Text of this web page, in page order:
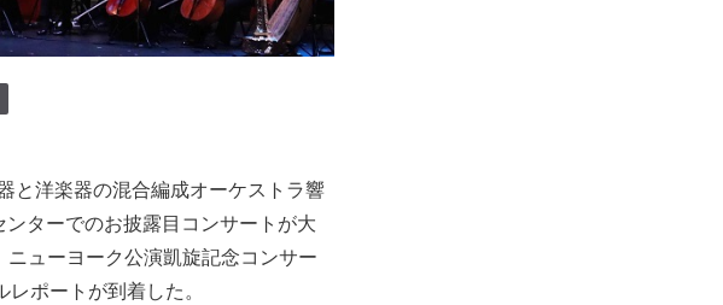
と洋楽器の混合編成オーケストラ響
ターでのお披露目コンサートが大
ューヨーク公演凱旋記念コンサー
ポートが到着した。